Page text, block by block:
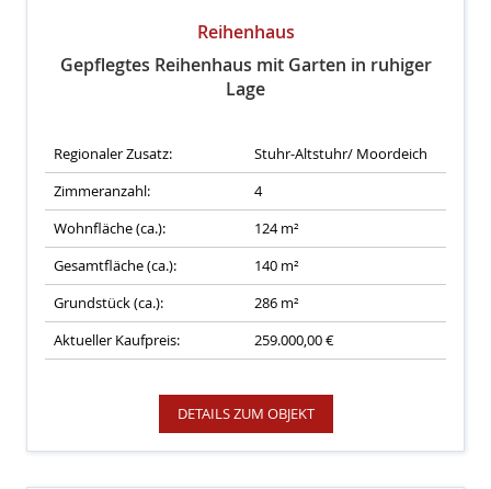
Reihenhaus
Gepflegtes Reihenhaus mit Garten in ruhiger
Lage
Regionaler Zusatz:
Stuhr-Altstuhr/ Moordeich
Zimmeranzahl:
4
Wohnfläche (ca.):
124 m²
Gesamtfläche (ca.):
140 m²
Grundstück (ca.):
286 m²
Aktueller Kaufpreis:
259.000,00 €
DETAILS ZUM OBJEKT